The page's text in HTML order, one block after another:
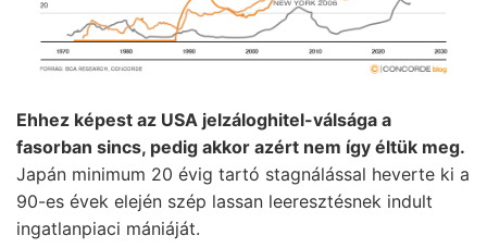
Ehhez képest az USA jelzáloghitel-válsága a
fasorban sincs, pedig akkor azért nem így éltük meg.
Japán minimum 20 évig tartó stagnálással heverte ki a
90-es évek elején szép lassan leeresztésnek indult
ingatlanpiaci mániáját.